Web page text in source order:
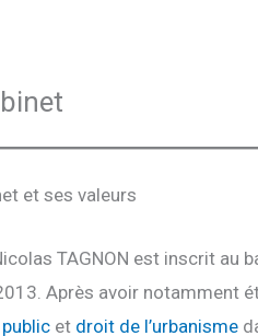
et ses valeurs
TAGNON est inscrit au
Après avoir notamment
et droit de l’urbanisme